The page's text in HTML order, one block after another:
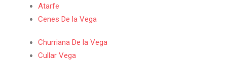
Atarfe
Cenes De la Vega
Churriana De la Vega
Cullar Vega